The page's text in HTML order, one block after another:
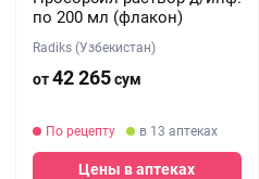
по 200 мл (флакон)
Radiks (Узбекистан)
от42 265сум
По рецепту в 13 аптеках
Цены в аптеках